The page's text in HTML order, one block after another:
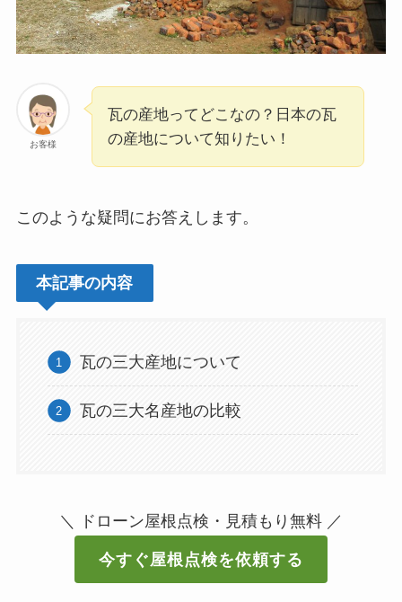
お客様
瓦の産地ってどこなの？日本の瓦
の産地について知りたい！
このような疑問にお答えします。
本記事の内容
瓦の三大産地について
瓦の三大名産地の比較
＼ ドローン屋根点検・見積もり無料 ／
今すぐ屋根点検を依頼する